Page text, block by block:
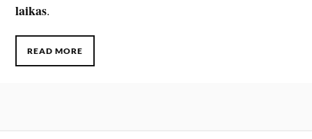
laikas.
READ MORE